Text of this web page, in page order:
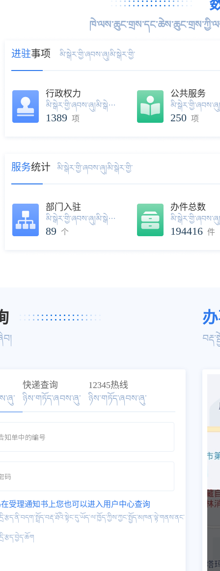
进驻事项 མི་སྒེར་གྱི་ཞབས་ཞུ།མི་སྒེར་གྱི་
行政权力
མི་སྒེར་གྱི་ཞབས་ཞུ།མི་སྒེར་གྱི་
1389 项
公共服务
250 项
服务统计 མི་སྒེར་གྱི་ཞབས་ཞུ།མི་སྒེར་གྱི་
部门入驻
མི་སྒེར་གྱི་ཞབས་ཞུ།མི་སྒེར་གྱི་
89 个
办件总数
194416 件
快递查询
ཉིས་གཏོད་ཞབས་ཞུ་
12345热线
ཉིས་གཏོད་ཞབས་ཞུ་
受理通知书上您也可以进入用户中心查询